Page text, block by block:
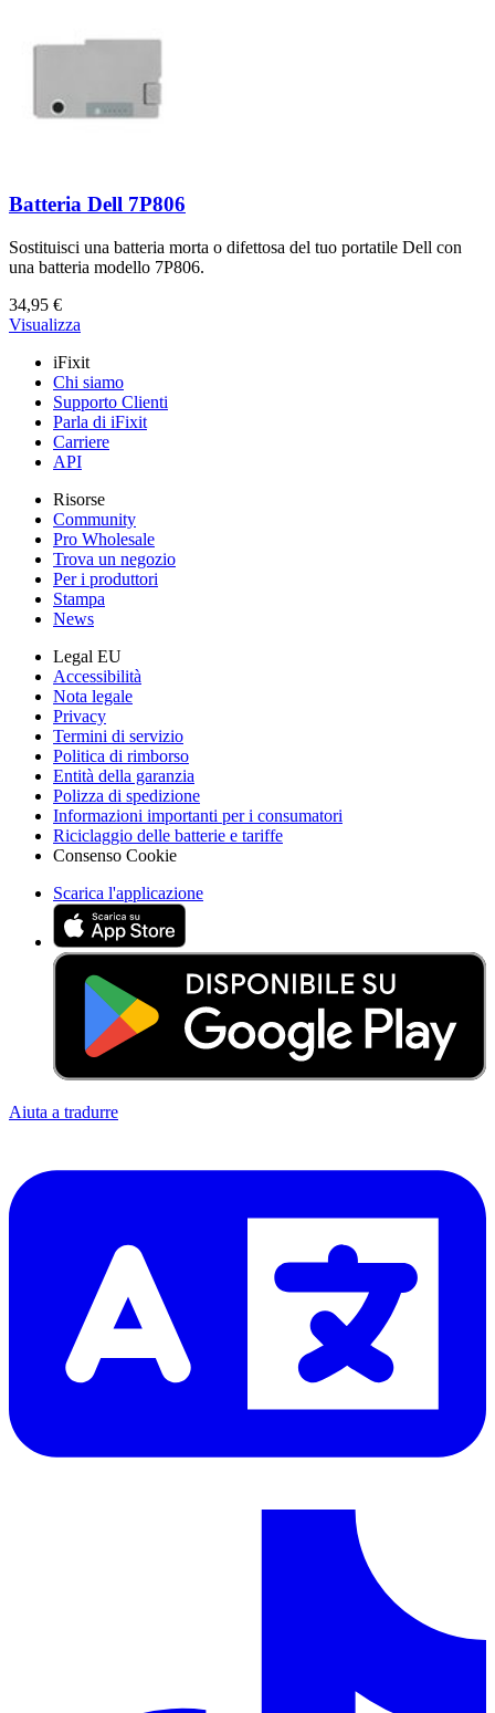
Batteria Dell 7P806
Sostituisci una batteria morta o difettosa del tuo portatile Dell con
una batteria modello 7P806.
34,95 €
Visualizza
iFixit
Chi siamo
Supporto Clienti
Parla di iFixit
Carriere
API
Risorse
Community
Pro Wholesale
Trova un negozio
Per i produttori
Stampa
News
Legal EU
Accessibilità
Nota legale
Privacy
Termini di servizio
Politica di rimborso
Entità della garanzia
Polizza di spedizione
Informazioni importanti per i consumatori
Riciclaggio delle batterie e tariffe
Consenso Cookie
Scarica l'applicazione
Aiuta a tradurre